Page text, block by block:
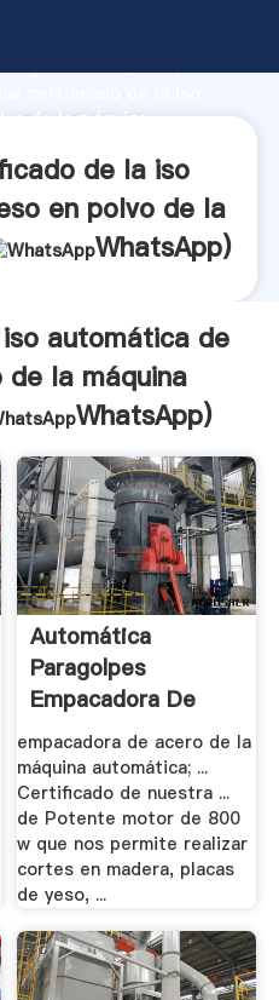
avanzada y
de la máquina
de la iso
en polvo de la
WhatsApp)
automática de
de la máquina
WhatsApp)
Automática
Paragolpes
Empacadora De
Plástico
empacadora de acero de la
máquina automática; ...
Certificado de nuestra ...
de Potente motor de 800
w que nos permite realizar
cortes en madera, placas
de yeso, ...